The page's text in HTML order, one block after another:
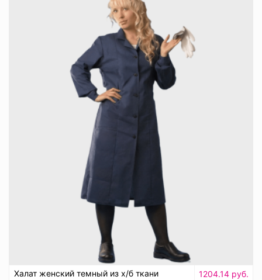
Халат женский темный из х/б ткани
1204.14 руб.